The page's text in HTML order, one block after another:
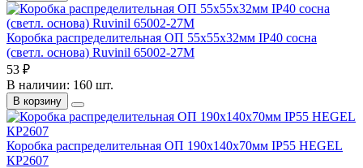
Коробка распределительная ОП 55х55х32мм IP40 сосна
(светл. основа) Ruvinil 65002-27М
53 ₽
В наличии: 160 шт.
В корзину
Коробка распределительная ОП 190х140х70мм IP55 HEGEL
КР2607